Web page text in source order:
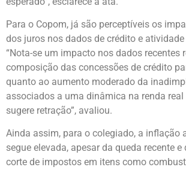
Para o Copom, já são perceptíveis os
dos juros nos dados de crédito e
“Nota-se um impacto nos dados recentes
composição das concessões de crédito
quanto ao aumento moderado da
associados a uma dinâmica na renda
sugere retração”, avaliou.
Ainda assim, para o colegiado, a inflação
segue elevada, apesar da queda recente
corte de impostos em itens como